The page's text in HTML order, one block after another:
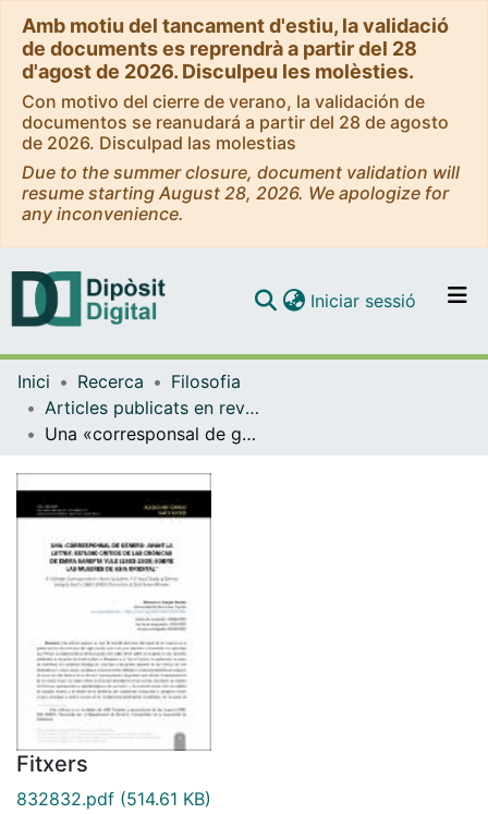
Amb motiu del tancament d'estiu, la validació
de documents es reprendrà a partir del 28
d'agost de 2026. Disculpeu les molèsties.
Con motivo del cierre de verano, la validación de
documentos se reanudará a partir del 28 de agosto
de 2026. Disculpad las molestias
Due to the summer closure, document validation will
resume starting August 28, 2026. We apologize for
any inconvenience.
Navega per tot el DD
Iniciar sessió (current)
Inici Recerca
Filosofia
Articles publicats en revistes (Filosofia)
Una «corresponsal de género» avant la lettre: estudio crítico de las crónicas de Emma Sarepta Yule (1863-1939) sobre las mujeres de Asia Oriental.
Fitxers
832832.pdf (514.61 KB)